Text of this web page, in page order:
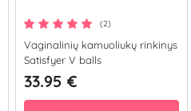
(2)
Vaginalinių kamuoliukų rinkinys
Satisfyer V balls
33.95 €